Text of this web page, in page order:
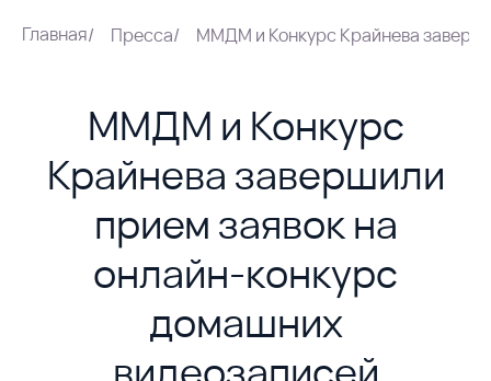
Главная/ Пресса/ ММДМ и Конкурс Крайнева
ММДМ и Конкурс
Крайнева завершили
прием заявок на
онлайн-конкурс
домашних